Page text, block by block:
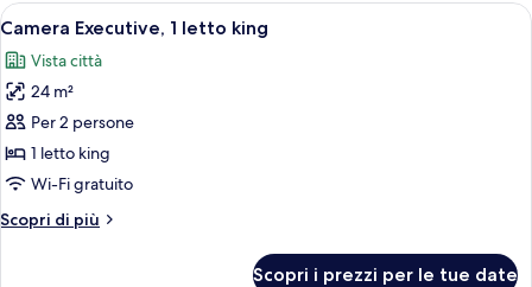
letto
Apri
tutte
le
foto
per
Camera
Executive,
letto
Una camera d'albergo con un letto
12
Camera Executive, 1 letto king
Vista città
24 m²
Per 2 persone
1 letto king
Wi-Fi gratuito
Scopri di più
Altri
Scopri i prezzi per le tue date